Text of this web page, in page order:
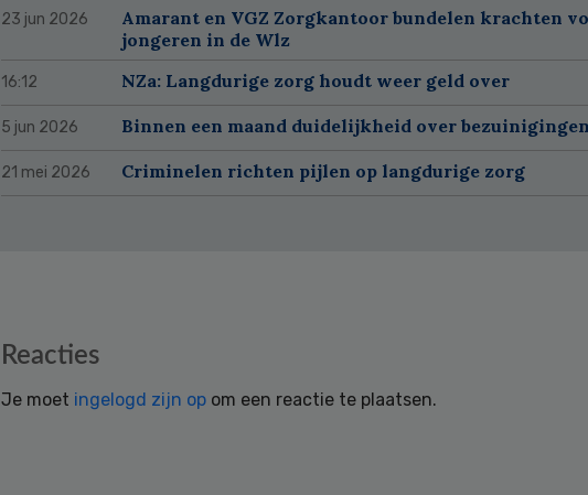
23 jun 2026
Amarant en VGZ Zorgkantoor bundelen krachten
jongeren in de Wlz
16:12 NZa: Langdurige zorg houdt weer geld over
5 jun 2026 Binnen een maand duidelijkheid over
21 mei 2026 Criminelen richten pijlen op langdurige zorg
Reacties
Je moet ingelogd zijn op om een reactie te plaatsen.